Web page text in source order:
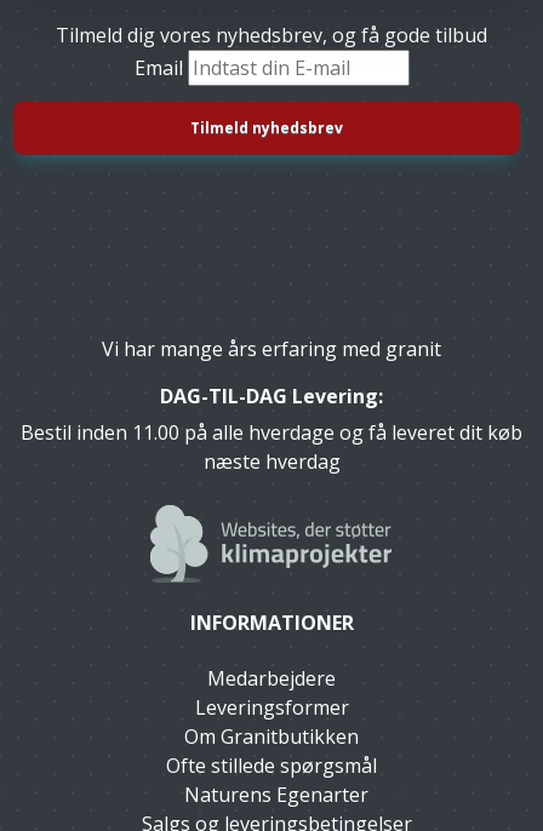
Tilmeld dig vores nyhedsbrev, og få gode tilbud
Email
Vi har mange års erfaring med granit
DAG-TIL-DAG Levering:
Bestil inden 11.00 på alle hverdage og få leveret dit køb
næste hverdag
INFORMATIONER
Medarbejdere
Leveringsformer
Om Granitbutikken
Ofte stillede spørgsmål
Naturens Egenarter
Salgs og leveringsbetingelser